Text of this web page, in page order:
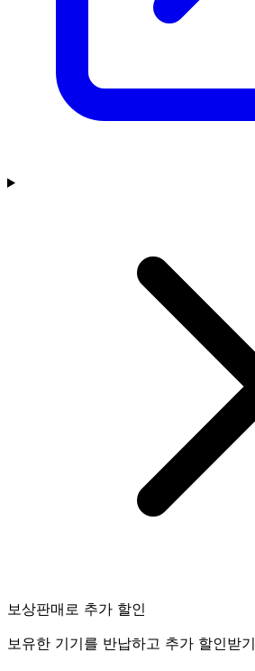
보상판매로 추가 할인
보유한 기기를 반납하고 추가 할인받기